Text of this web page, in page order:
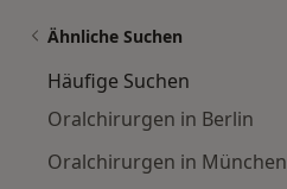
Ähnliche Suchen
Häufige Suchen
Oralchirurgen in Berlin
Oralchirurgen in München